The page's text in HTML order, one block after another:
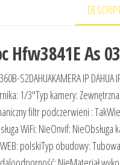
Hfw3841E As
S2DAHUAKAMERA IP
1/3″Typ kamery:
filtr podczerwieni :
WiFi: NieOnvif:
polskiTyp obudowy: